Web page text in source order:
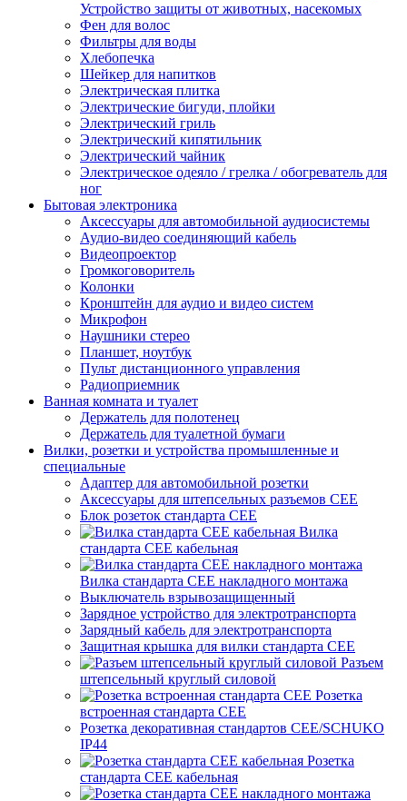
Устройство защиты от животных, насекомых
Фен для волос
Фильтры для воды
Хлебопечка
Шейкер для напитков
Электрическая плитка
Электрические бигуди, плойки
Электрический гриль
Электрический кипятильник
Электрический чайник
Электрическое одеяло / грелка / обогреватель для
ног
Бытовая электроника
Аксессуары для автомобильной аудиосистемы
Аудио-видео соединяющий кабель
Видеопроектор
Громкоговоритель
Колонки
Кронштейн для аудио и видео систем
Микрофон
Наушники стерео
Планшет, ноутбук
Пульт дистанционного управления
Радиоприемник
Ванная комната и туалет
Держатель для полотенец
Держатель для туалетной бумаги
Вилки, розетки и устройства промышленные и
специальные
Адаптер для автомобильной розетки
Аксессуары для штепсельных разъемов CEE
Блок розеток стандарта CEE
Вилка
стандарта CEE кабельная
Вилка стандарта CEE накладного монтажа
Выключатель взрывозащищенный
Зарядное устройство для электротранспорта
Зарядный кабель для электротранспорта
Защитная крышка для вилки стандарта CEE
Разъем
штепсельный круглый силовой
Розетка
встроенная стандарта CEE
Розетка декоративная стандартов CEE/SCHUKO
IP44
Розетка
стандарта СЕЕ кабельная